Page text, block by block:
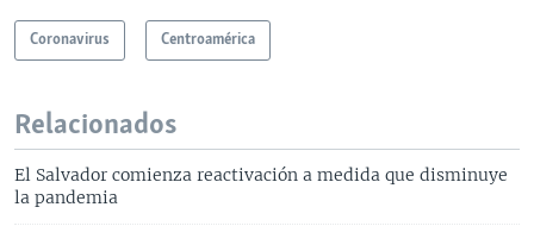
Coronavirus Centroamérica
Relacionados
El Salvador comienza reactivación a medida que disminuye
la pandemia